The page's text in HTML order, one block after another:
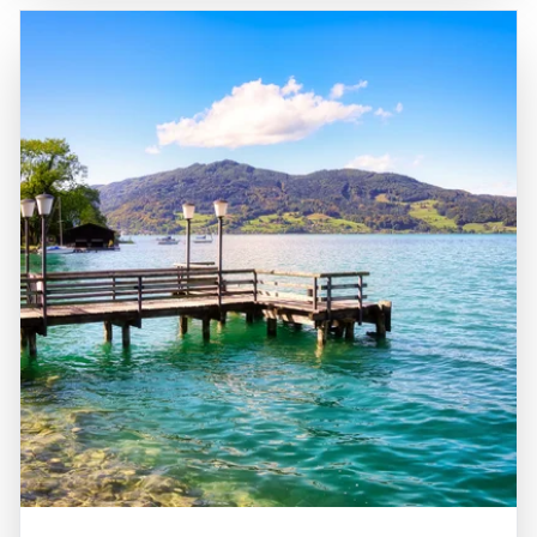
seine kulturellen Veranstaltungen und Feste bekannt, die
das ganze Jahr über stattfinden und die traditionelle
am Wolfgangsee ist eine hervorragende Gelegenheit, die
Schönheit der Natur zu genießen, sich sportlich zu
betätigen und die kulinarischen Köstlichkeiten der Region
zu entdecken, wie die berühmten Fischgerichte und die
köstlichen Mehlspeisen.
Zugangspunkte dienen. Der Wolfgangsee ist nicht nur ein
Ausgangspunkt für Erkundungen in der umliegenden
Natur, die von Wanderwegen, Radstrecken und
malerischen Ausblicken geprägt ist. Die Kombination aus
atemberaubenden Landschaften, vielfältigen
Freizeitmöglichkeiten und einer reichen Kultur macht den
Wolfgangsee zu einem unvergesslichen Erlebnis für alle,
die die Schönheit und Vielfalt dieser einzigartigen Region
entdecken möchten.